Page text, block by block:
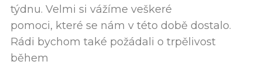
týdnu. Velmi si vážíme veškeré
pomoci, které se nám v této době dostalo.
Rádi bychom také požádali o trpělivost
během